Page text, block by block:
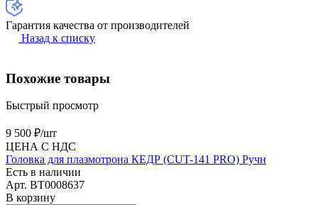
Гарантия качества от производителей
Назад к списку
Похожие товары
Быстрый просмотр
9 500 ₽/шт
ЦЕНА С НДС
Головка для плазмотрона КЕДР (CUT-141 PRO) Ручн
Есть в наличии
Арт. BT0008637
В корзину